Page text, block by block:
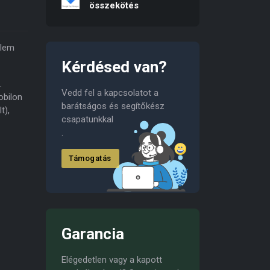
összekötés
Kérdésed van?
Vedd fel a kapcsolatot a
barátságos és segítőkész
csapatunkkal
.
Támogatás
Garancia
Elégedetlen vagy a kapott